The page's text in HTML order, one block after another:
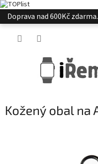
Přejít
na
Doprava nad 600Kč
Kožený obal na